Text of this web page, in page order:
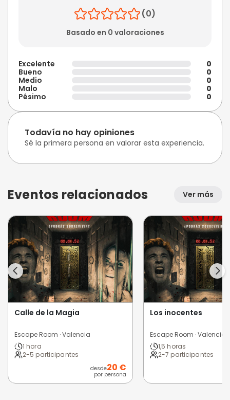
(0)
Basado en 0 valoraciones
Excelente
0
Bueno
0
Medio
0
Malo
0
Pésimo
0
Todavía no hay opiniones
Sé la primera persona en valorar esta experiencia.
Eventos relacionados Ver más
Calle de la Magia
Escape Room · Valencia
1 hora
2-5 participantes
desde20 €
por persona
Los inocentes
Escape Room · Valencia
1,5 horas
2-7 participantes